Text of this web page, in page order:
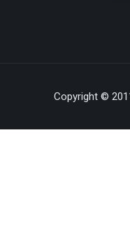
Copyright ©